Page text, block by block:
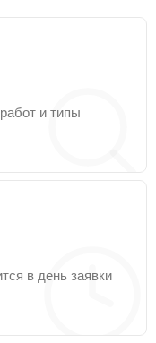
и типы
в день заявки